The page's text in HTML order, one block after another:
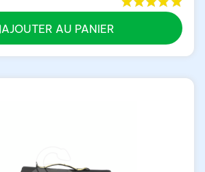
AJOUTER AU PANIER